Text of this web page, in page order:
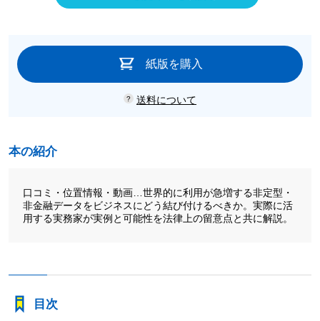
紙版を購入
送料について
本の紹介
口コミ・位置情報・動画…世界的に利用が急増する非定型・
非金融データをビジネスにどう結び付けるべきか。実際に活
用する実務家が実例と可能性を法律上の留意点と共に解説。
目次